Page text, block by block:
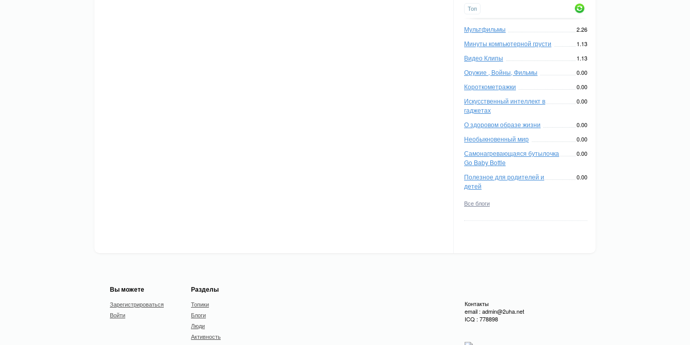
Топ
Мультфильмы 2.26
Минуты компьютерной грусти 1.13
Видео Клипы 1.13
Оружие , Войны, Фильмы 0.00
Короткометражки 0.00
Искусственный интеллект в
гаджетах
0.00
О здоровом образе жизни 0.00
Необыкновенный мир 0.00
Самонагревающаяся бутылочка
Go Baby Bottle
0.00
Полезное для родителей и
детей
0.00
Все блоги
Вы можете
Зарегистрироваться
Войти
Разделы
Топики
Блоги
Люди
Активность
Контакты
email : admin@2uha.net
ICQ : 778898